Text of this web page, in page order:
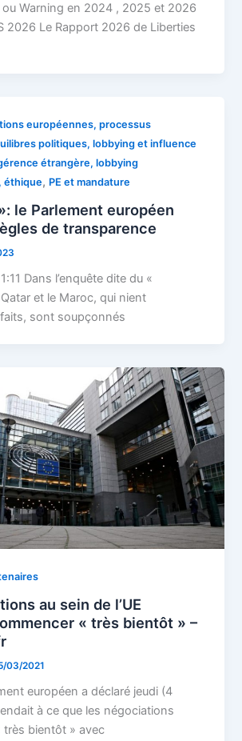
Warning en 2024 , 2025 et 2026
2026 Le Rapport 2026 de Liberties
européennes, processus
politiques, lobbying et influence
étrangère, lobbying
éthique, PE et mandature
le Parlement européen
de transparence
Dans l’enquête dite du «
et le Maroc, qui nient
sont soupçonnés
au sein de l’UE
« très bientôt » –
03/2021
européen a déclaré jeudi (4
à ce que les négociations
bientôt » avec